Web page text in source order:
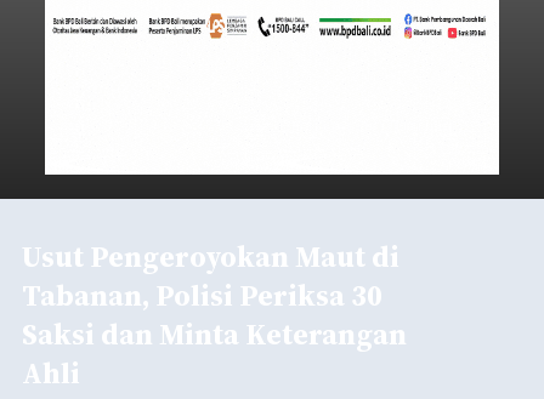
Usut Pengeroyokan Maut di
Tabanan, Polisi Periksa 30
Saksi dan Minta Keterangan
Ahli